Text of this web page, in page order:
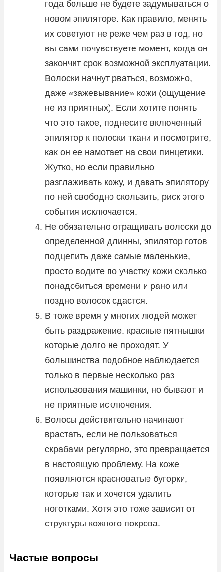
года больше не будете задумываться о
новом эпиляторе. Как правило, менять
их советуют не реже чем раз в год, но
вы сами почувствуете момент, когда он
закончит срок возможной эксплуатации.
Волоски начнут рваться, возможно,
даже «зажевывание» кожи (ощущение
не из приятных). Если хотите понять
что это такое, поднесите включенный
эпилятор к полоски ткани и посмотрите,
как он ее намотает на свои пинцетики.
Жутко, но если правильно
разглаживать кожу, и давать эпилятору
по ней свободно скользить, риск этого
события исключается.
Не обязательно отращивать волоски до
определенной длинны, эпилятор готов
подцепить даже самые маленькие,
просто водите по участку кожи сколько
понадобиться времени и рано или
поздно волосок сдастся.
В тоже время у многих людей может
быть раздражение, красные пятнышки
которые долго не проходят. У
большинства подобное наблюдается
только в первые несколько раз
использования машинки, но бывают и
не приятные исключения.
Волосы действительно начинают
врастать, если не пользоваться
скрабами регулярно, это превращается
в настоящую проблему. На коже
появляются красноватые бугорки,
которые так и хочется удалить
ноготками. Хотя это тоже зависит от
структуры кожного покрова.
Частые вопросы